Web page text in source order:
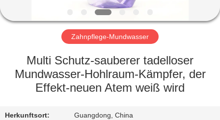
ÜBER
UNS
FABRIK-
AUSFLUG
Zahnpflege-Mundwasser
Multi Schutz-sauberer tadelloser
Mundwasser-Hohlraum-Kämpfer, der
Effekt-neuen Atem weiß wird
Herkunftsort: Guangdong, China